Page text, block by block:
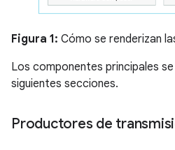
Figura 1: Cómo se renderizan
Los componentes principales
siguientes secciones.
Productores de